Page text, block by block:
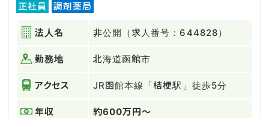
正社員 調剤薬局
法人名 非公開（求人番号：644828）
勤務地 北海道函館市
アクセス JR函館本線「桔梗駅」徒歩5分
年収 約600万円～